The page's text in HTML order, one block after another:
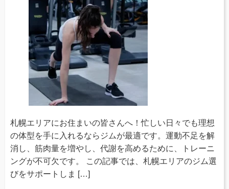
札幌エリアにお住まいの皆さんへ！忙しい日々でも理想
の体型を手に入れるならジムが最適です。運動不足を解
消し、筋肉量を増やし、代謝を高めるために、トレーニ
ングが不可欠です。 この記事では、​札幌エリアのジム選
びをサポートしま […]